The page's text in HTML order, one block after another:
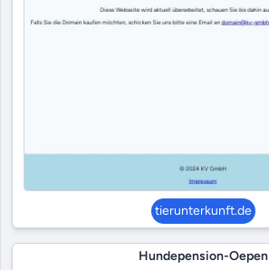
tierunterkunft.de
Hundepension-Oepen